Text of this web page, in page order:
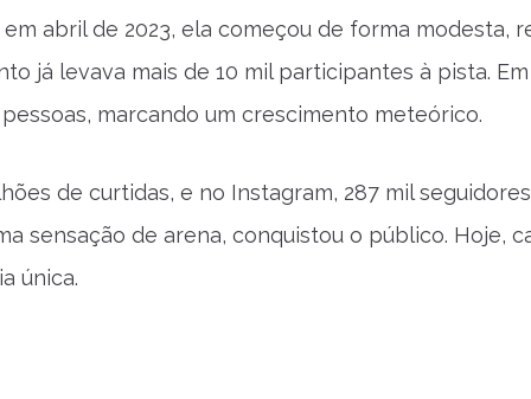
abril de 2023, ela começou de forma modesta,
já levava mais de 10 mil participantes à pista.
marcando um crescimento meteórico.
de curtidas, e no Instagram, 287 mil
sensação de arena, conquistou o público. Hoje,
única.